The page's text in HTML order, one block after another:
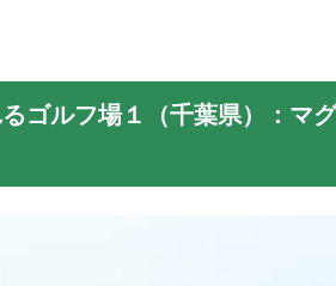
ゴルフ場１（千葉県）：マ